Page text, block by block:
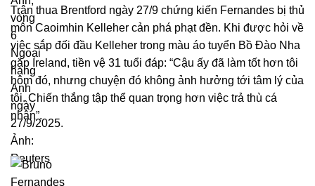
Trận thua Brentford ngày 27/9 chứng kiến Fernandes bị thủ
môn Caoimhin Kelleher cản phá phạt đền. Khi được hỏi về
việc sắp đối đầu Kelleher trong màu áo tuyển Bồ Đào Nha
gặp Ireland, tiền vệ 31 tuổi đáp: “Cậu ấy đã làm tốt hơn tôi
hôm đó, nhưng chuyện đó không ảnh hưởng tới tâm lý của
tôi. Chiến thắng tập thể quan trọng hơn việc trả thù cá
nhân”.